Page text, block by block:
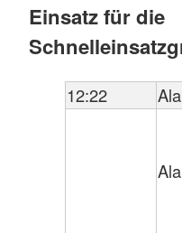
Einsatz für die
12:22